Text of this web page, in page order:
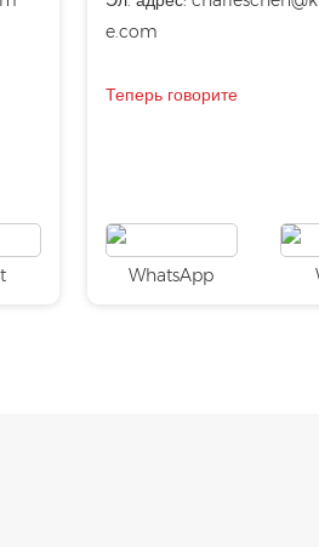
e.com
Теперь говорите
WhatsApp